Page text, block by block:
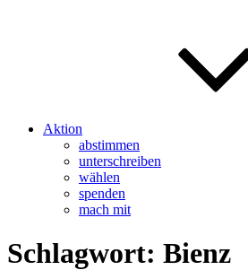
Aktion
abstimmen
unterschreiben
wählen
spenden
mach mit
Schlagwort: Bienz